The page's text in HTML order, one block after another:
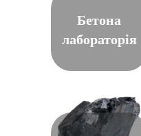
Бетона
лабораторія